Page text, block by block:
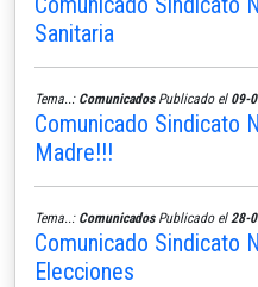
Sanitaria
Tema..: ComunicadosPublicado el 09-
Comunicado Sindicato
Madre!!!
Tema..: ComunicadosPublicado el 28-
Comunicado Sindicato
Elecciones